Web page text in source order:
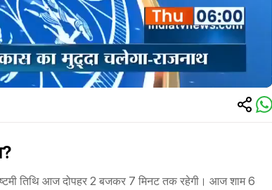
तिथि आज दोपहर 2 बजकर 7 मिनट तक रहेगी। आज शाम 6